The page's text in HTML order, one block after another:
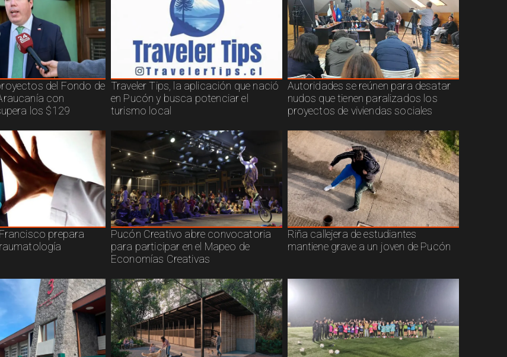
del Fondo de
con
los $129
Traveler Tips, la aplicación que nació
en Pucón y busca potenciar el
turismo local
Autoridades se reúnen para desatar
nudos que tienen paralizados los
proyectos de viviendas sociales
prepara
Pucón Creativo abre convocatoria
para participar en el Mapeo de
Economías Creativas
Riña callejera de estudiantes
mantiene grave a un joven de Pucón